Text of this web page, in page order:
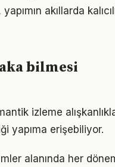
akıllarda
bilmesi
izleme
yapıma erişebiliyor.
alanında her